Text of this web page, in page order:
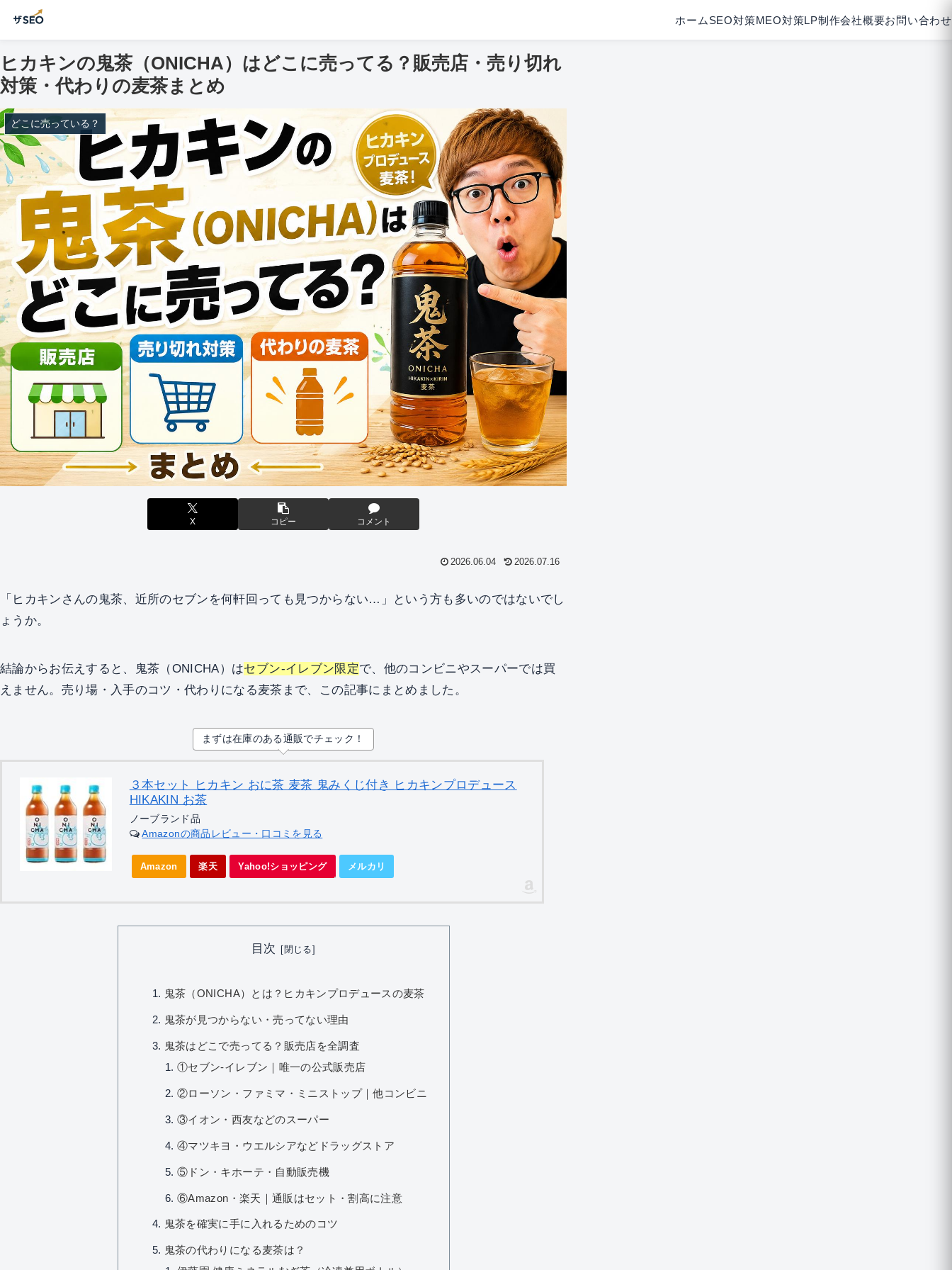
ホーム SEO対策MEO対策LP制作会社概要お問い合わせ
ヒカキンの鬼茶（ONICHA）はどこに売ってる？販売店・売り切れ
対策・代わりの麦茶まとめ
どこに売っている？
X コピー コメント
2026.06.04 2026.07.16
「ヒカキンさんの鬼茶、近所のセブンを何軒回っても見つからない…」という方も多いのではないでし
ょうか。
結論からお伝えすると、鬼茶（ONICHA）はセブン-イレブン限定で、他のコンビニやスーパーでは買
えません。売り場・入手のコツ・代わりになる麦茶まで、この記事にまとめました。
まずは在庫のある通販でチェック！
３本セット ヒカキン おに茶 麦茶 鬼みくじ付き ヒカキンプロデュース
HIKAKIN お茶
ノーブランド品
Amazonの商品レビュー・口コミを見る
Amazon 楽天 Yahoo!ショッピング メルカリ
目次
鬼茶（ONICHA）とは？ヒカキンプロデュースの麦茶
鬼茶が見つからない・売ってない理由
鬼茶はどこで売ってる？販売店を全調査
①セブン-イレブン｜唯一の公式販売店
②ローソン・ファミマ・ミニストップ｜他コンビニ
③イオン・西友などのスーパー
④マツキヨ・ウエルシアなどドラッグストア
⑤ドン・キホーテ・自動販売機
⑥Amazon・楽天｜通販はセット・割高に注意
鬼茶を確実に手に入れるためのコツ
鬼茶の代わりになる麦茶は？